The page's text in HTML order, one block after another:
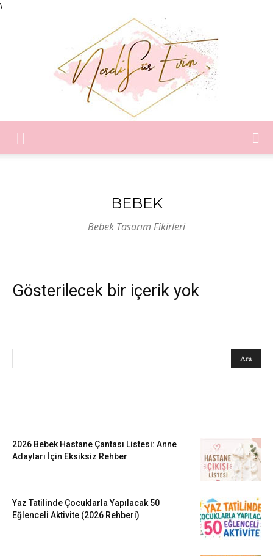
\
Süs
BEBEK
Bebek Tasarım Fikirleri
Gösterilecek bir içerik yok
2026 Bebek Hastane Çantası Listesi: Anne
Adayları İçin Eksiksiz Rehber
Yaz Tatilinde Çocuklarla Yapılacak 50
Eğlenceli Aktivite (2026 Rehberi)